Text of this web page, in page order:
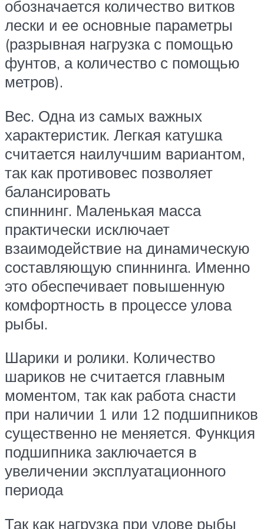
обозначается количество витков
лески и ее основные параметры
(разрывная нагрузка с помощью
фунтов, а количество с помощью
метров).
Вес. Одна из самых важных
характеристик. Легкая катушка
считается наилучшим вариантом,
так как противовес позволяет
балансировать
спиннинг. Маленькая масса
практически исключает
взаимодействие на динамическую
составляющую спиннинга. Именно
это обеспечивает повышенную
комфортность в процессе улова
рыбы.
Шарики и ролики. Количество
шариков не считается главным
моментом, так как работа снасти
при наличии 1 или 12 подшипников
существенно не меняется. Функция
подшипника заключается в
увеличении эксплуатационного
периода
Так как нагрузка при улове рыбы